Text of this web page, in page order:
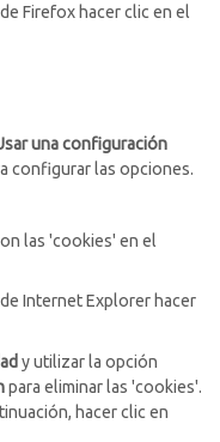
Firefox hacer clic en el
una configuración
configurar las opciones.
las 'cookies' en el
Internet Explorer hacer
y utilizar la opción
para eliminar las 'cookies'.
hacer clic en